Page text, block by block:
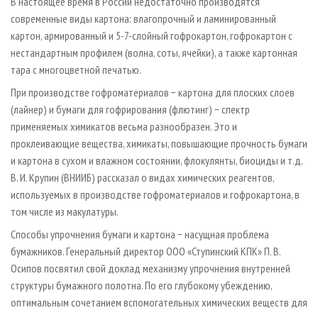
современные виды картона: влагопрочный и ламинированный
картон, армированный и 5-7-слойный гофрокартон, гофрокартон с
нестандартным профилем (волна, соты, ячейки), а также картонная
тара с многоцветной печатью.
При производстве гофроматериалов − картона для плоских слоев
(лайнер) и бумаги для гофрирования (флютинг) − спектр
применяемых химикатов весьма разнообразен. Это и
проклеивающие вещества, химикаты, повышающие прочность бумаги
и картона в сухом и влажном состоянии, флокулянты, биоциды и т.д.
В. И. Крупин (ВНИИБ) рассказал о видах химических реагентов,
используемых в производстве гофроматериалов и гофрокартона, в
том числе из макулатуры.
Способы упрочнения бумаги и картона − насущная проблема
бумажников. Генеральный директор ООО «Ступинский КПК» П. В.
Осипов посвятил свой доклад механизму упрочнения внутренней
структуры бумажного полотна. По его глубокому убеждению,
оптимальным сочетанием вспомогательных химических веществ для